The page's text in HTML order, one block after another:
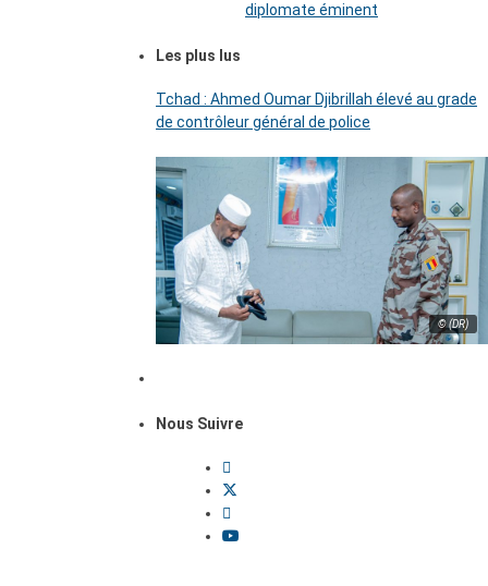
diplomate éminent
Les plus lus
Tchad : Ahmed Oumar Djibrillah élevé au grade
de contrôleur général de police
© (DR)
Nous Suivre